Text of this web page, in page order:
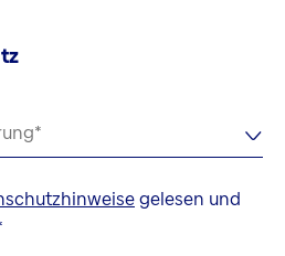
gelesen und